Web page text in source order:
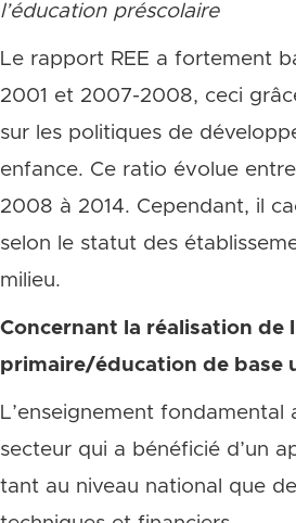
l’éducation préscolaire
Le rapport REE a fortement
2001 et 2007-2008, ceci
sur les politiques de
enfance. Ce ratio évolue
2008 à 2014. Cependant, il
selon le statut des
milieu.
Concernant la réalisation de
primaire/éducation de base
L’enseignement fondamental
secteur qui a bénéficié d’un
tant au niveau national que